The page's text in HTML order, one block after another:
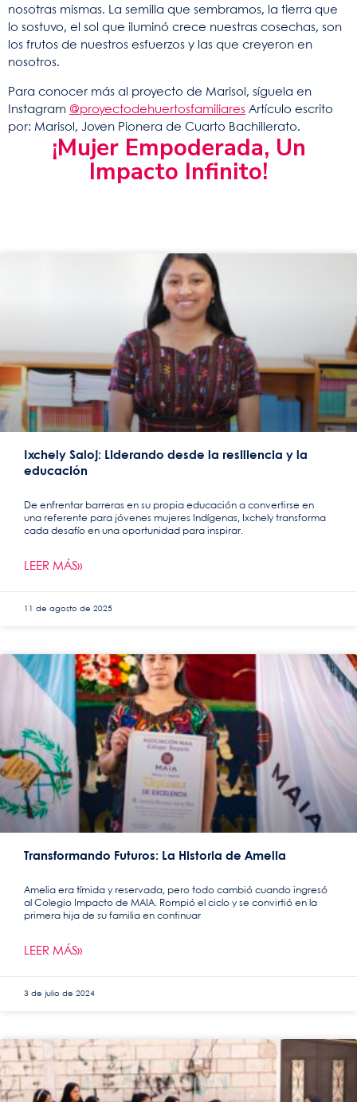
nosotras mismas. La semilla que sembramos, la tierra que
lo sostuvo, el sol que iluminó crece nuestras cosechas, son
los frutos de nuestros esfuerzos y las que creyeron en
nosotros.
Para conocer más al proyecto de Marisol, síguela en
Instagram @proyectodehuertosfamiliares Artículo escrito
por: Marisol, Joven Pionera de Cuarto Bachillerato.
¡Mujer Empoderada, Un
Impacto Infinito!
Ixchely Saloj: Liderando desde la resiliencia y la
educación
De enfrentar barreras en su propia educación a convertirse en
una referente para jóvenes mujeres Indígenas, Ixchely transforma
cada desafío en una oportunidad para inspirar.
LEER MÁS»
11 de agosto de 2025
Transformando Futuros: La Historia de Amelia
Amelia era tímida y reservada, pero todo cambió cuando ingresó
al Colegio Impacto de MAIA. Rompió el ciclo y se convirtió en la
primera hija de su familia en continuar
LEER MÁS»
3 de julio de 2024